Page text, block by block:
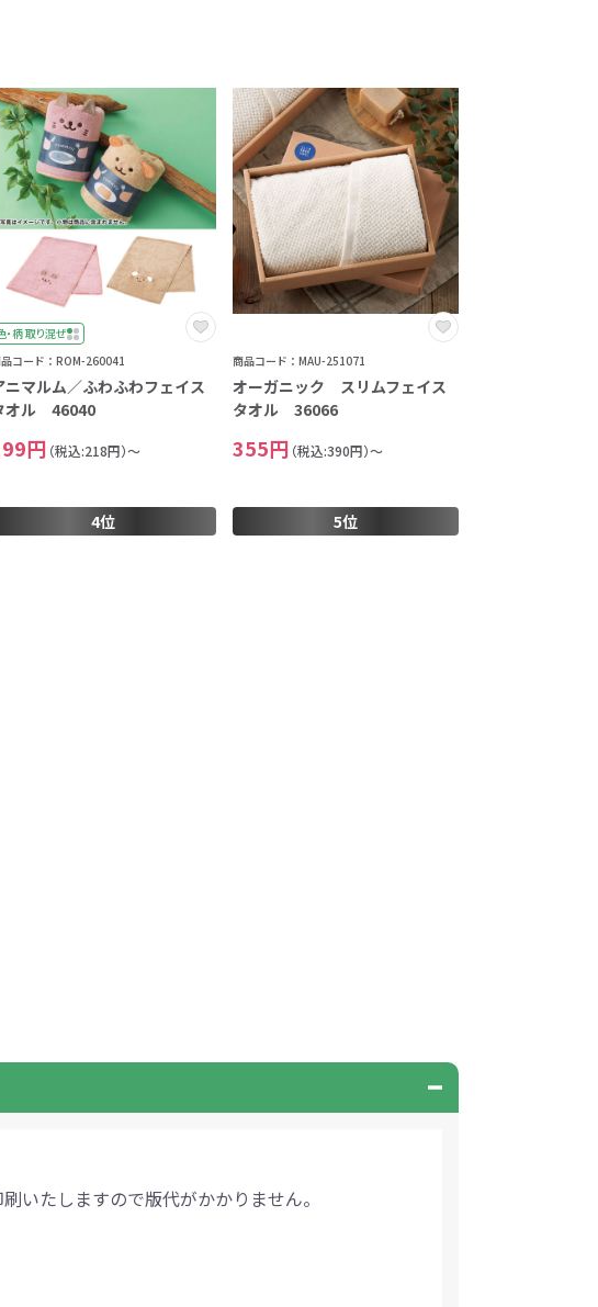
・柄 取り混ぜ
コード：ROM-260041
ニマルム／ふわふわフェイス
オル 46040
円 （税込:218円）～
4位
商品コード：MAU-251071
オーガニック スリムフェイス
タオル 36066
355円 （税込:390円）～
5位
いたしますので版代がかかりません。